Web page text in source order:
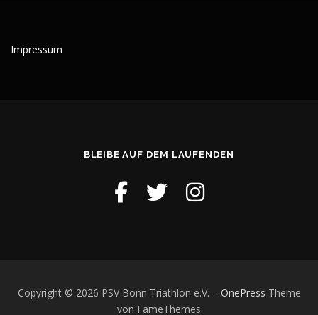
Impressum
BLEIBE AUF DEM LAUFENDEN
Copyright © 2026 PSV Bonn Triathlon e.V. – OnePress Theme
von FameThemes